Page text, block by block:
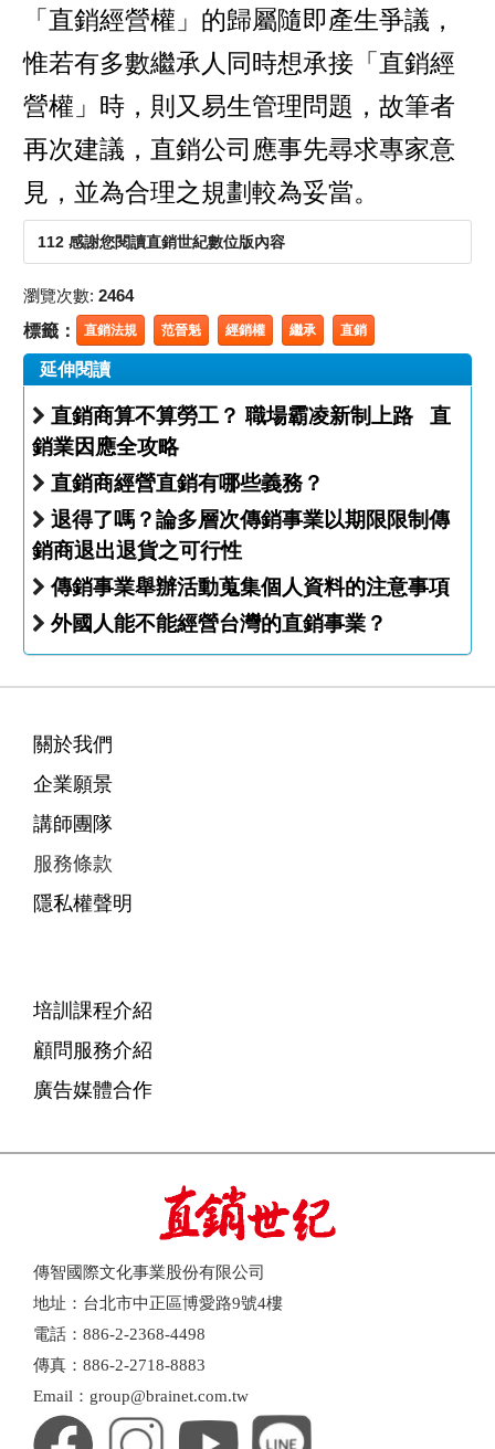
「直銷經營權」的歸屬隨即產生爭議，
惟若有多數繼承人同時想承接「直銷經
營權」時，則又易生管理問題，故筆者
再次建議，直銷公司應事先尋求專家意
見，並為合理之規劃較為妥當。
112 感謝您閱讀直銷世紀數位版內容
瀏覽次數: 2464
標籤： 直銷法規 范晉魁 經銷權 繼承 直銷
延伸閱讀
直銷商算不算勞工？ 職場霸凌新制上路 直
銷業因應全攻略
直銷商經營直銷有哪些義務？
退得了嗎？論多層次傳銷事業以期限限制傳
銷商退出退貨之可行性
傳銷事業舉辦活動蒐集個人資料的注意事項
外國人能不能經營台灣的直銷事業？
關於我們
企業願景
講師團隊
服務條款
隱私權聲明
培訓課程介紹
顧問服務介紹
廣告媒體合作
傳智國際文化事業股份有限公司
地址：台北市中正區博愛路9號4樓
電話：886-2-2368-4498
傳真：886-2-2718-8883
Email：group@brainet.com.tw